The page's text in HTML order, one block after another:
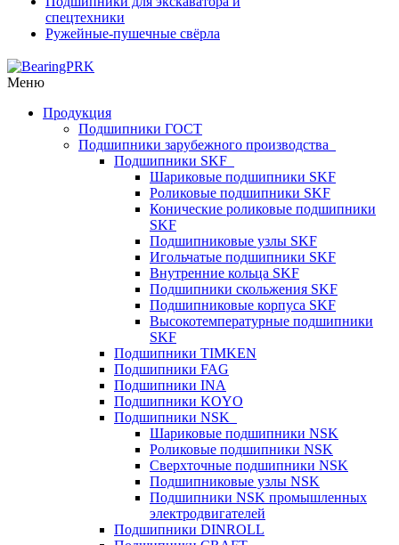
спецтехники
Ружейные-пушечные свёрла
Меню
Продукция
Подшипники ГОСТ
Подшипники зарубежного производства
Подшипники SKF
Шариковые подшипники SKF
Роликовые подшипники SKF
Конические роликовые подшипники
SKF
Подшипниковые узлы SKF
Игольчатые подшипники SKF
Внутренние кольца SKF
Подшипники скольжения SKF
Подшипниковые корпуса SKF
Высокотемпературные подшипники
SKF
Подшипники TIMKEN
Подшипники FAG
Подшипники INA
Подшипники KOYO
Подшипники NSK
Шариковые подшипники NSK
Роликовые подшипники NSK
Сверхточные подшипники NSK
Подшипниковые узлы NSK
Подшипники NSK промышленных
электродвигателей
Подшипники DINROLL